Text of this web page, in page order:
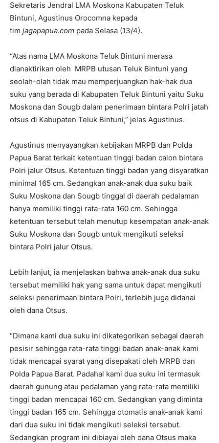
Sekretaris Jendral LMA Moskona Kabupaten Teluk
Bintuni, Agustinus Orocomna kepada
tim jagapapua.com pada Selasa (13/4).
“Atas nama LMA Moskona Teluk Bintuni merasa
dianaktirikan oleh MRPB utusan Teluk Bintuni yang
seolah-olah tidak mau memperjuangkan hak-hak dua
suku yang berada di Kabupaten Teluk Bintuni yaitu Suku
Moskona dan Sougb dalam penerimaan bintara Polri jatah
otsus di Kabupaten Teluk Bintuni,” jelas Agustinus.
Agustinus menyayangkan kebijakan MRPB dan Polda
Papua Barat terkait ketentuan tinggi badan calon bintara
Polri jalur Otsus. Ketentuan tinggi badan yang disyaratkan
minimal 165 cm. Sedangkan anak-anak dua suku baik
Suku Moskona dan Sougb tinggal di daerah pedalaman
hanya memiliki tinggi rata-rata 160 cm. Sehingga
ketentuan tersebut telah menutup kesempatan anak-anak
Suku Moskona dan Sougb untuk mengikuti seleksi
bintara Polri jalur Otsus.
Lebih lanjut, ia menjelaskan bahwa anak-anak dua suku
tersebut memiliki hak yang sama untuk dapat mengikuti
seleksi penerimaan bintara Polri, terlebih juga didanai
oleh dana Otsus.
“Dimana kami dua suku ini dikategorikan sebagai daerah
pesisir sehingga rata-rata tinggi badan anak-anak kami
tidak mencapai syarat yang disepakati oleh MRPB dan
Polda Papua Barat. Padahal kami dua suku ini termasuk
daerah gunung atau pedalaman yang rata-rata memiliki
tinggi badan mencapai 160 cm. Sedangkan yang diminta
tinggi badan 165 cm. Sehingga otomatis anak-anak kami
dari dua suku ini tidak mengikuti seleksi tersebut.
Sedangkan program ini dibiayai oleh dana Otsus maka